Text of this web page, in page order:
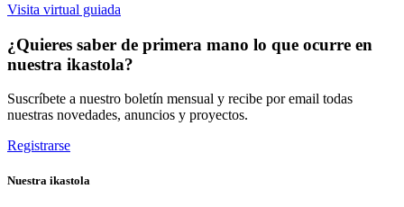
Visita virtual guiada
¿Quieres saber de primera mano lo que ocurre en
nuestra ikastola?
Suscríbete a nuestro boletín mensual y recibe por email todas
nuestras novedades, anuncios y proyectos.
Registrarse
Nuestra ikastola